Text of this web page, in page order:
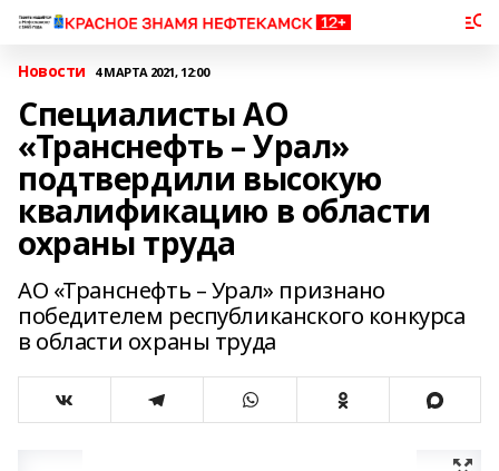
Новости 4 МАРТА 2021, 12:00
Специалисты АО
«Транснефть – Урал»
подтвердили высокую
квалификацию в области
охраны труда
АО «Транснефть – Урал» признано
победителем республиканского конкурса
в области охраны труда